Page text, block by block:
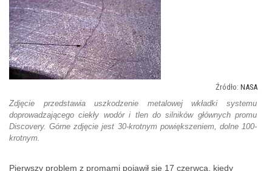
NASA
Zdjęcie przedstawia uszkodzenie metalowej wkładki systemu
doprowadzającego ciekły wodór i tlen do silników głównych promu
Discovery. Górne zdjęcie jest 30-krotnym powiększeniem, dolne 100-
krotnym.
Pierwszy problem z promami pojawił się 17 czerwca, kiedy